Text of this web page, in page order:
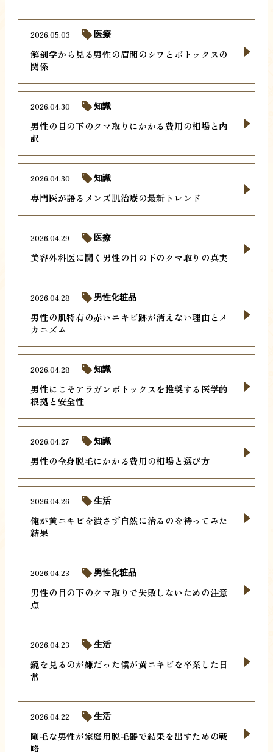
解剖学から見る男性の眉間のシワとボトックスの
関係
2026.05.03 医療
男性の目の下のクマ取りにかかる費用の相場と内
訳
2026.04.30 知識
専門医が語るメンズ肌治療の最新トレンド
2026.04.30 知識
美容外科医に聞く男性の目の下のクマ取りの真実
2026.04.29 医療
男性の肌特有の赤いニキビ跡が消えない理由とメ
カニズム
2026.04.28 男性化粧品
男性にこそアラガンボトックスを推奨する医学的
根拠と安全性
2026.04.28 知識
男性の全身脱毛にかかる費用の相場と選び方
2026.04.27 知識
俺が黄ニキビを潰さず自然に治るのを待ってみた
結果
2026.04.26 生活
男性の目の下のクマ取りで失敗しないための注意
点
2026.04.23 男性化粧品
鏡を見るのが嫌だった僕が黄ニキビを卒業した日
常
2026.04.23 生活
剛毛な男性が家庭用脱毛器で結果を出すための戦
略
2026.04.22 生活